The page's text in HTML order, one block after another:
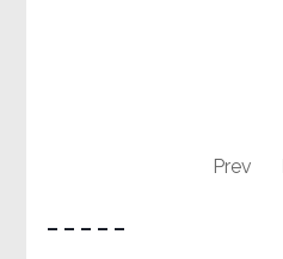
Prev
– – – – –